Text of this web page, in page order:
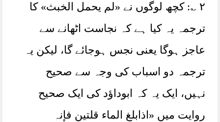
٢ ؎: کچھ لوگوں نے «لم يحمل الخبث» کا
ترجمہ یہ کیا ہے کہ نجاست اٹھانے سے
عاجز ہوگا یعنی نجس ہوجائے گا، لیکن یہ
ترجمہ دو اسباب کی وجہ سے صحیح
نہیں، ایک یہ کہ ابوداؤد کی ایک صحیح
روایت میں «اذابلغ الماء قلتین فإنہ